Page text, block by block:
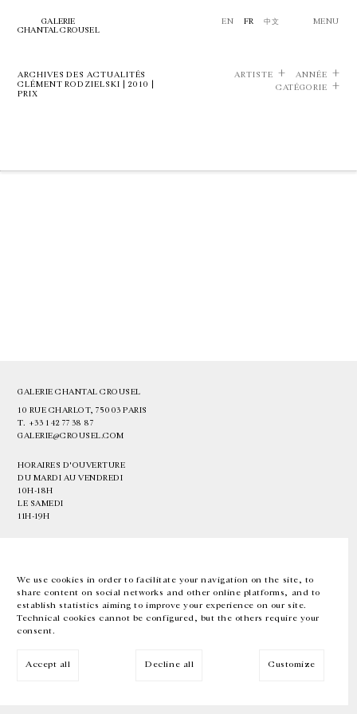
We use cookies in order to facilitate your navigation on the site, to
share content on social networks and other online platforms, and to
establish statistics aiming to improve your experience on our site.
Technical cookies cannot be configured, but the others require your
consent.
Accept all Decline all Customize
GALERIE
CHANTAL CROUSEL
EN FR 中文 MENU
ARCHIVES DES ACTUALITÉS
CLÉMENT RODZIELSKI | 2010 |
PRIX
ARTISTE
ANNÉE
CATÉGORIE
GALERIE CHANTAL CROUSEL
10 RUE CHARLOT, 75003 PARIS
T. +33 1 42 77 38 87
GALERIE@CROUSEL.COM
HORAIRES D'OUVERTURE
DU MARDI AU VENDREDI
10H-18H
LE SAMEDI
11H-19H
EN FR 中文 Facebook Instagram
Inscrivez-vous à notre newsletter